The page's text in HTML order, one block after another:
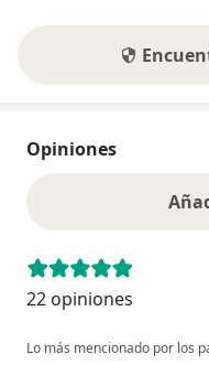
Opiniones
22 opiniones
Lo más mencionado por los